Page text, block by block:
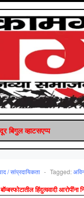
बिगुल व्‍हाटसएप्‍प
/ सांप्रदायिकता - Tagged:
हिंदुत्ववादी आरोपींना